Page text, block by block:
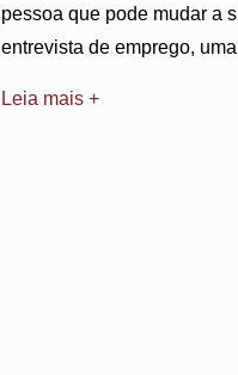
pessoa que pode mudar a
entrevista de emprego,
Leia mais +